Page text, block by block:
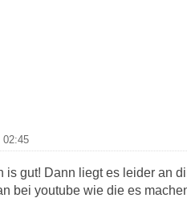
02:45
is gut! Dann liegt es leider an
bei youtube wie die es